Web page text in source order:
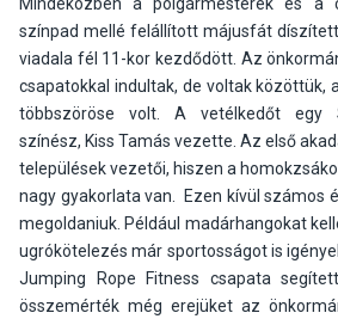
színpad mellé felállított májusfát
viadala fél 11-kor kezdődött. Az
csapatokkal indultak, de voltak közöttük,
többszöröse volt. A vetélkedőt egy
színész, Kiss Tamás vezette. Az első
települések vezetői, hiszen a
nagy gyakorlata van. Ezen kívül számos
megoldaniuk. Például madárhangokat
ugrókötelezés már sportosságot is
Jumping Rope Fitness csapata
összemérték még erejüket az